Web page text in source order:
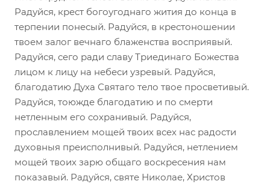
Радуйся, крест богоугоднаго жития до конца в
терпении понесый. Радуйся, в крестоношении
твоем залог вечнаго блаженства восприявый.
Радуйся, сего ради славу Триединаго Божества
лицом к лицу на небеси узревый. Радуйся,
благодатию Духа Святаго тело твое просветивый.
Радуйся, тоюжде благодатию и по смерти
нетленным его сохранивый. Радуйся,
прославлением мощей твоих всех нас радости
духовныя преисполнивый. Радуйся, нетлением
мощей твоих зарю общаго воскресения нам
показавый. Радуйся, святе Николае, Христов